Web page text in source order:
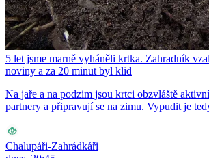
5 let jsme marně vyháněli krtka. Zahradník
noviny a za 20 minut byl klid
Na jaře a na podzim jsou krtci obzvláště
partnery a připravují se na zimu. Vypudit je
Chalupáři-Zahrádkáři